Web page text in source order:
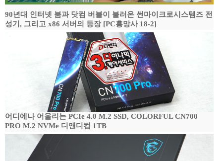
90년대 인터넷 붐과 닷컴 버블이 불러온 썬마이크로시스템즈 전
성기, 그리고 x86 서버의 등장 [PC흥망사 18-2]
어디에나 어울리는 PCIe 4.0 M.2 SSD, COLORFUL CN700
PRO M.2 NVMe 디앤디컴 1TB